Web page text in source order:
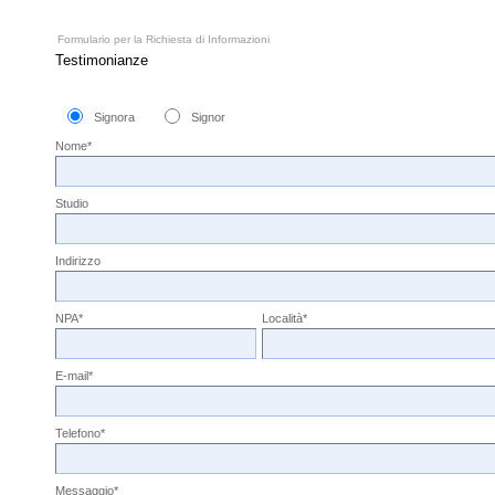
Formulario per la Richiesta di Informazioni
Testimonianze
Signora Signor
Nome*
Studio
Indirizzo
NPA* Località*
E-mail*
Telefono*
Messaggio*